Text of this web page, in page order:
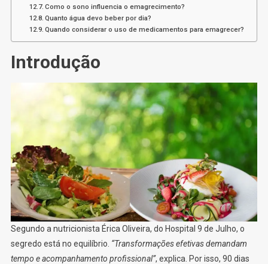
Como o sono influencia o emagrecimento?
Quanto água devo beber por dia?
Quando considerar o uso de medicamentos para emagrecer?
Introdução
Segundo a nutricionista Érica Oliveira, do Hospital 9 de Julho, o
segredo está no equilíbrio. “Transformações efetivas demandam
tempo e acompanhamento profissional”, explica. Por isso, 90 dias